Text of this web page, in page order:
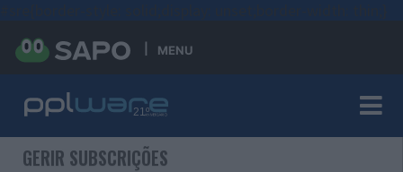
MENU
GERIR SUBSCRIÇÕES